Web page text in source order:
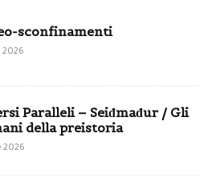
sconfinamenti
2026
Paralleli – Seiđmađur / Gli
della preistoria
2026